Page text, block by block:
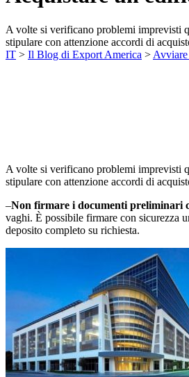
A volte si verificano problemi imprevisti
stipulare con attenzione accordi di
IT > Il Blog di Export America >
A volte si verificano problemi imprevisti
stipulare con attenzione accordi di
–Non firmare i documenti preliminari
vaghi. È possibile firmare con sicurezza
deposito completo su richiesta.